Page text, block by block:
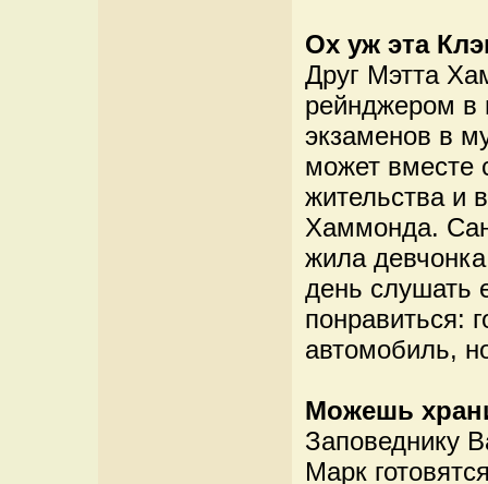
Ох уж эта
Друг Мэтта
рейнджером в
экзаменов в
может вместе
жительства и
Хаммонда.
жила
день слушать
понравиться:
автомобиль,
Можешь
Заповеднику
Марк